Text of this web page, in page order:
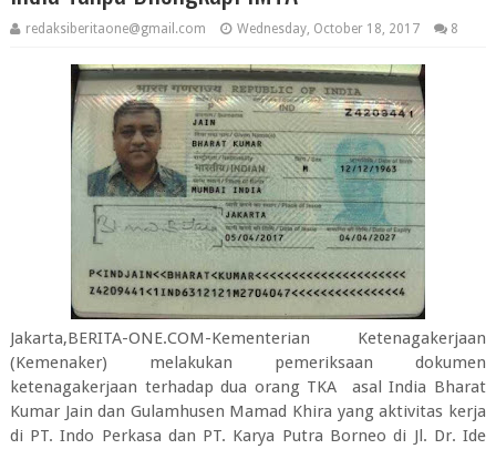
redaksiberitaone@gmail.com Wednesday, October 18, 2017 8
Jakarta,BERITA-ONE.COM-Kementerian Ketenagakerjaan
(Kemenaker) melakukan pemeriksaan dokumen
ketenagakerjaan terhadap dua orang TKA asal India Bharat
Kumar Jain dan Gulamhusen Mamad Khira yang aktivitas kerja
di PT. Indo Perkasa dan PT. Karya Putra Borneo di Jl. Dr. Ide